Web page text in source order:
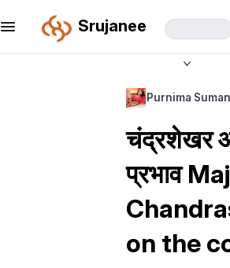
Srujanee
Purnima
चंद्रशेखर
प्रभाव
on the